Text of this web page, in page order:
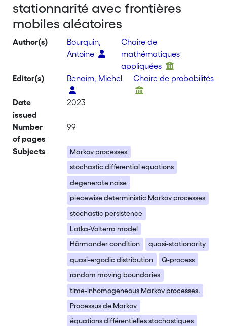
stationnarité avec frontières
mobiles aléatoires
Author(s)
Bourquin,
Antoine
Chaire de
mathématiques
appliquées
Editor(s)
Benaim, Michel Chaire de probabilités
Date
issued
2023
Number
of pages
99
Subjects
Markov processes
stochastic differential equations
degenerate noise
piecewise deterministic Markov processes
stochastic persistence
Lotka-Volterra model
Hörmander condition
quasi-stationarity
quasi-ergodic distribution
Q-process
random moving boundaries
time-inhomogeneous Markov processes.
Processus de Markov
équations différentielles stochastiques